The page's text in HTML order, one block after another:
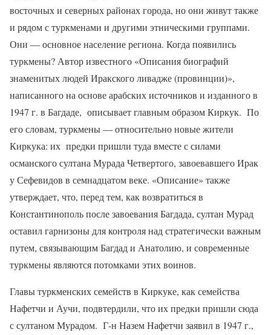
восточных и северных районах города, но они живут также
и рядом с туркменами и другими этническими группами.
Они — основное население региона. Когда появились
туркмены? Автор известного «Описания биографий
знаменитых людей Иракского ливадже (провинции)»,
написанного на основе арабских источников и изданного в
1947 г. в Багдаде, описывает главным образом Киркук. По
его словам, туркмены — относительно новые жители
Киркука: их предки пришли туда вместе с силами
османского султана Мурада Четвертого, завоевавшего Ирак
у Сефевидов в семнадцатом веке. «Описание» также
утверждает, что, перед тем, как возвратиться в
Константинополь после завоевания Багдада, султан Мурад
оставил гарнизоны для контроля над стратегически важным
путем, связывающим Багдад и Анатолию, и современные
туркмены являются потомками этих воинов.
Главы туркменских семейств в Киркуке, как семейства
Нафетчи и Аучи, подвтердили, что их предки пришли сюда
с султаном Мурадом. Г-н Назем Нафетчи заявил в 1947 г.,